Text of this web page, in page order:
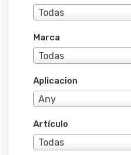
Todas
Marca
Todas
Aplicacion
Any
Artículo
Todas